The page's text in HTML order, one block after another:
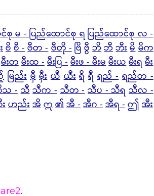
စု မ - ပြည်ထောင်စု ရ ပြည်ထောင်စု လ -
ဗိဗီ -ဗီတ -ဗီတို -ဗြိ ဗွီ ဘိဘီဘီးမိမိက
မီးတမီးထ -မီးပြ -မီးဖ - မီးမမီးယမီးရ မီး
မြည်း မှီ မှီး ယီ ယီး ရိ ရီ ရည် - ရည်တ -
- သီ သီက - သီတ - သီပ - သီရ သီလ -
ဟည်းအိဣ၏အီ -အီဂ -အီရ -ဤ အီး
.